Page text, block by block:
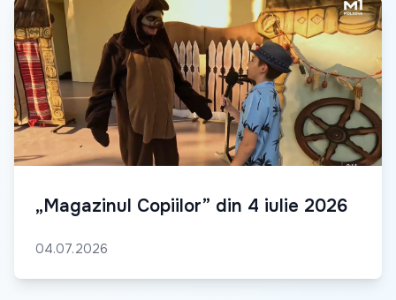
„Magazinul Copiilor” din 4 iulie 2026
04.07.2026